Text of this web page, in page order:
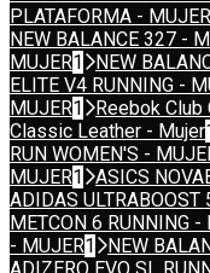
PLATAFORMA - MUJER
NEW BALANCE 327 -
MUJER1 NEW
ELITE V4 RUNNING -
MUJER1 Reebok
Classic Leather - Mujer
RUN WOMEN'S -
MUJER1 ASICS
ADIDAS ULTRABOOST
METCON 6 RUNNING -
- MUJER1 NEW